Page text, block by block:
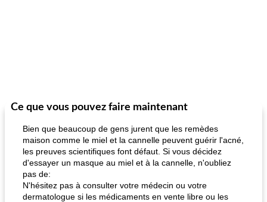
Ce que vous pouvez faire maintenant
Bien que beaucoup de gens jurent que les remèdes
maison comme le miel et la cannelle peuvent guérir l'acné,
les preuves scientifiques font défaut. Si vous décidez
d'essayer un masque au miel et à la cannelle, n'oubliez
pas de:
N'hésitez pas à consulter votre médecin ou votre
dermatologue si les médicaments en vente libre ou les